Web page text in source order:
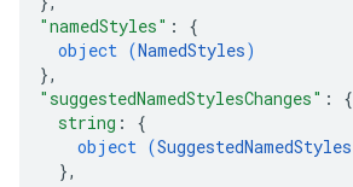
"namedStyles" : {
object (NamedStyles)
},
"suggestedNamedStylesChanges" : {
string : {
object (SuggestedNamedStyles
},